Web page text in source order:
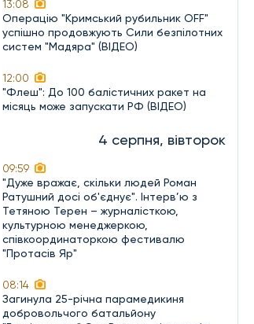
13:08
Операцію "Кримський рубильник OFF"
успішно продовжують Сили безпілотних
систем "Мадяра" (ВІДЕО)
12:00
"Флеш": До 100 балістичних ракет на
місяць може запускати РФ (ВІДЕО)
4 серпня, вівторок
09:59
"Дуже вражає, скільки людей Роман
Ратушний досі об'єднує". Інтерв’ю з
Тетяною Терен – журналісткою,
культурною менеджеркою,
співкоординаторкою фестивалю
"Протасів Яр"
08:14
Загинула 25-річна парамедикиня
добровольчого батальйону